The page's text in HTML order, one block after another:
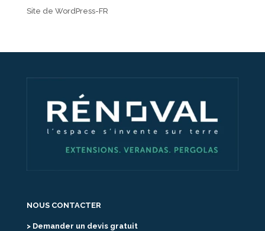
Site de WordPress-FR
NOUS CONTACTER
> Demander un devis gratuit